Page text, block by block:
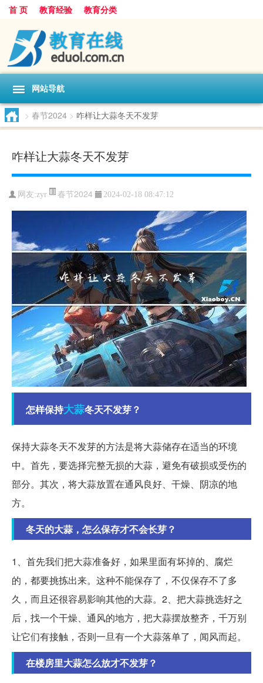
首 页 教育经验 教育分类
网站导航
> 春节2024 > 咋样让大蒜冬天不发芽
咋样让大蒜冬天不发芽
网友:zyr 春节2024 2024-02-18 08:47:12
怎样保持大蒜冬天不发芽？
保持大蒜冬天不发芽的方法是将大蒜储存在适当的环境
中。首先，要选择完整无损的大蒜，避免有破损或受伤的
部分。其次，将大蒜放置在通风良好、干燥、阴凉的地
方。
冬天的大蒜，怎么保存才不会长芽？
1、首先我们把大蒜准备好，如果里面有坏掉的、腐烂
的，都要挑拣出来。这种不能保存了，不仅保存不了多
久，而且还很容易影响其他的大蒜。2、把大蒜挑选好之
后，找一个干燥、通风的地方，把大蒜摆放整齐，千万别
让它们有接触，否则一旦有一个大蒜落单了，闻风而起。
在楼房里大蒜怎么放才不发芽？